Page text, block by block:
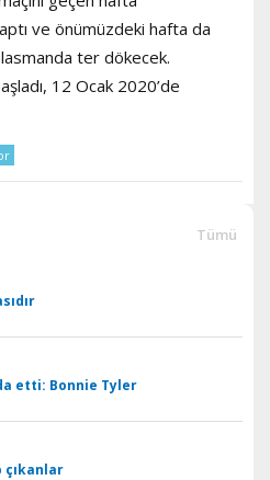
ve önümüzdeki hafta da
ter dökecek.
12 Ocak 2020’de
Tümü
etti: Bonnie Tyler
çıkanlar